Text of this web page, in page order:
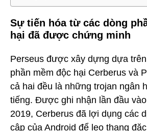
Sự tiến hóa từ các dòng
hại đã được chứng minh
Perseus được xây dựng dựa
phần mềm độc hại Cerberus và
cả hai đều là những trojan ngân
tiếng. Được ghi nhận lần đầu
2019, Cerberus đã lợi dụng các
cập của Android để leo thang